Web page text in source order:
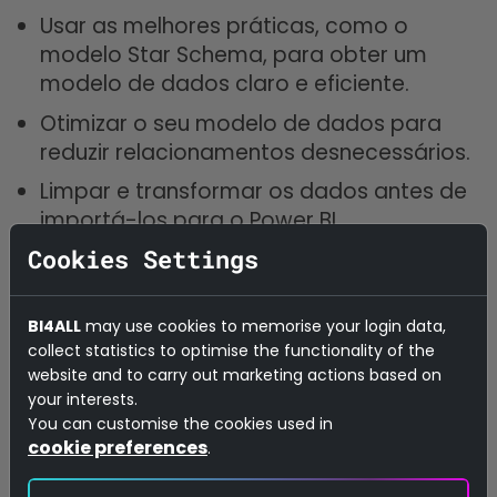
Usar as melhores práticas, como o
modelo Star Schema, para obter um
modelo de dados claro e eficiente.
Otimizar o seu modelo de dados para
reduzir relacionamentos desnecessários.
Limpar e transformar os dados antes de
importá-los para o Power BI.
Utilizar tabelas agregadas e filtros para
reduzir o volume de dados.
Melhore o desempenho do seu
relatório
À medida que a sua empresa aumenta o
Cookies Settings
BI4ALL may use cookies to memorise your login data,
collect statistics to optimise the functionality of the
website and to carry out marketing actions based on
your interests.
You can customise the cookies used in
cookie preferences.